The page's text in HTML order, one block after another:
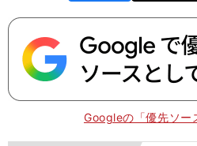
Googleの「優先ソー